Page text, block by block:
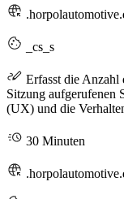
_cs_s
Erfasst die Anzahl
Sitzung aufgerufenen
(UX) und die
30 Minuten